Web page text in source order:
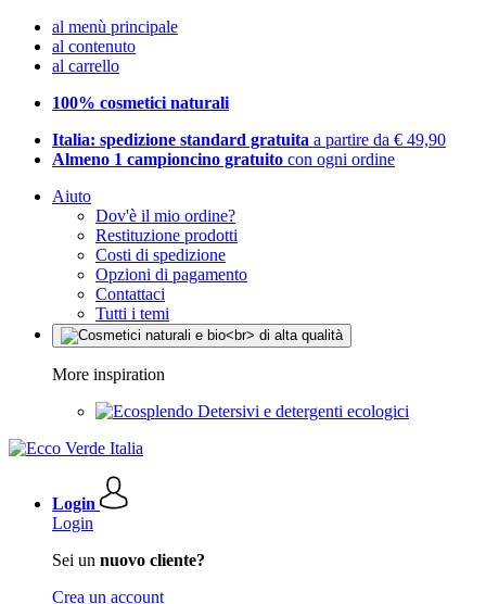
al menù principale
al contenuto
al carrello
100% cosmetici naturali
Italia: spedizione standard gratuita a partire da € 49,90
Almeno 1 campioncino gratuito con ogni ordine
Aiuto
Dov'è il mio ordine?
Restituzione prodotti
Costi di spedizione
Opzioni di pagamento
Contattaci
Tutti i temi
More inspiration
Detersivi e detergenti ecologici
Login
Login
Sei un nuovo cliente?
Crea un account